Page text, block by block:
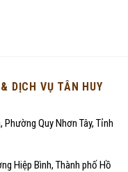
DỊCH VỤ TÂN HUY
Quy Nhơn Tây, Tỉnh
Hiệp Bình, Thành phố Hồ